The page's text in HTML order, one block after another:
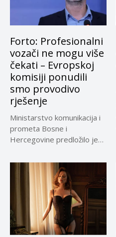
Forto: Profesionalni
vozači ne mogu više
čekati – Evropskoj
komisiji ponudili
smo provodivo
rješenje
Ministarstvo komunikacija i
prometa Bosne i
Hercegovine predložilo je
privremeno...